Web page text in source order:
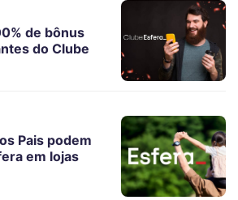
de bônus
do Clube
Pais podem
em lojas